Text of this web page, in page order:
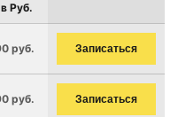
Руб.
руб. Записаться
руб. Записаться